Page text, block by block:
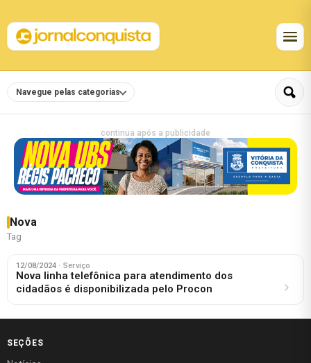
Navegue pelas categorias
continua após a publicidade
Nova
Tag
12/08/2024 · Serviço
Nova linha telefônica para atendimento dos
cidadãos é disponibilizada pelo Procon
SEÇÕES